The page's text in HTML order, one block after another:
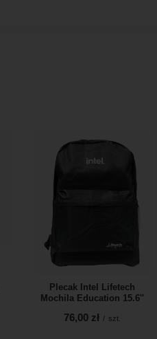
Plecak Intel Lifetech
Mochila Education 15.6''
76,00 zł / szt.